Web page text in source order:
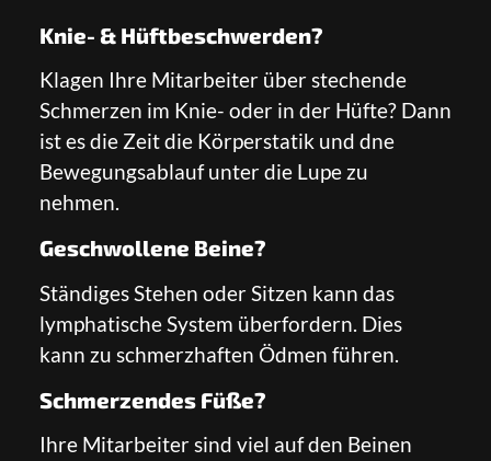
Knie- & Hüftbeschwerden?
Klagen Ihre Mitarbeiter über stechende
Schmerzen im Knie- oder in der Hüfte? Dann
ist es die Zeit die Körperstatik und dne
Bewegungsablauf unter die Lupe zu
nehmen.
Geschwollene Beine?
Ständiges Stehen oder Sitzen kann das
lymphatische System überfordern. Dies
kann zu schmerzhaften Ödmen führen.
Schmerzendes Füße?
Ihre Mitarbeiter sind viel auf den Beinen